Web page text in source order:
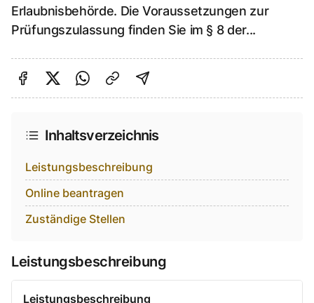
Erlaubnisbehörde. Die Voraussetzungen zur
Prüfungszulassung finden Sie im § 8 der...
Auf Facebook teilen
Auf Twitter teilen
Per Link teilen
shareViaEmail
Inhaltsverzeichnis
Leistungsbeschreibung
Online beantragen
Zuständige Stellen
Leistungsbeschreibung
Leistungsbeschreibung